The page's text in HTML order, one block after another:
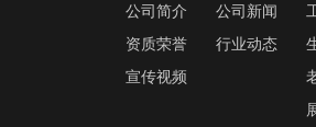
公司简介
资质荣誉
宣传视频
公司新闻
行业动态